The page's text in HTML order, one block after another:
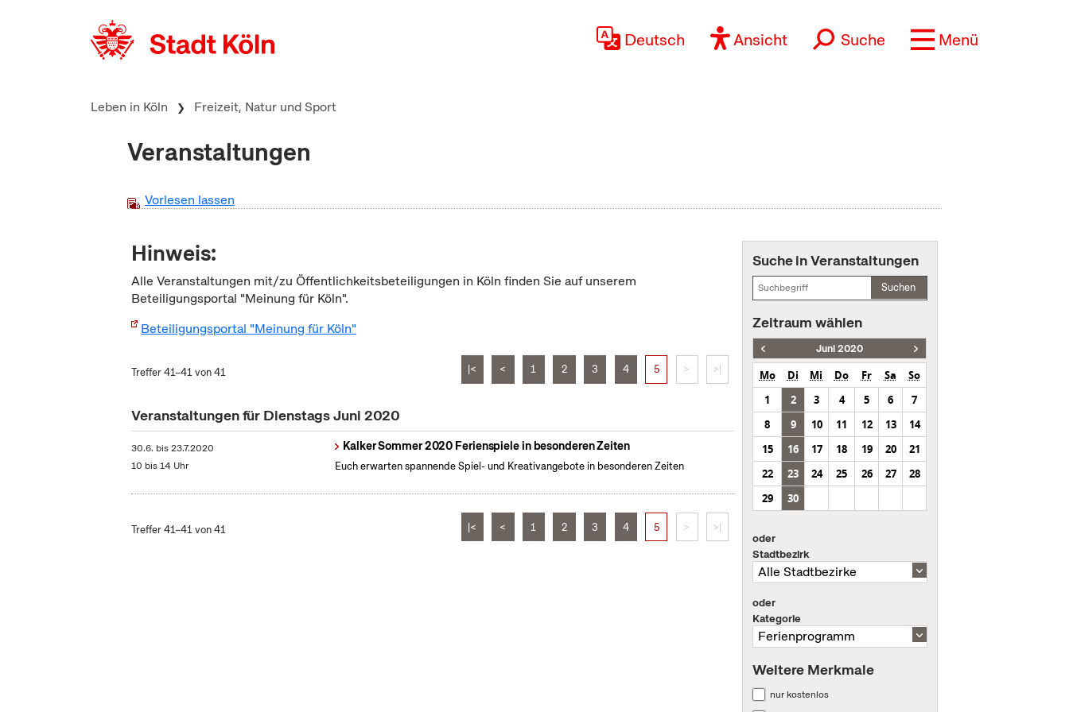
Deutsch Ansicht Suche Menü
Leben in Köln Freizeit, Natur und Sport
Veranstaltungen
Vorlesen lassen
Hinweis:
Alle Veranstaltungen mit/zu Öffentlichkeitsbeteiligungen in Köln finden Sie auf unserem
Beteiligungsportal "Meinung für Köln".
Beteiligungsportal "Meinung für Köln"
Treffer 41–41 von 41 |< < 1 2 3 4 5 > >|
Veranstaltungen für Dienstags Juni 2020
30.6. bis23.7.2020
10 bis 14 Uhr
Kalker Sommer 2020 Ferienspiele in besonderen Zeiten
Euch erwarten spannende Spiel- und Kreativangebote in besonderen Zeiten
Treffer 41–41 von 41 |< < 1 2 3 4 5 > >|
Suche in Veranstaltungen
Suchen
Zeitraum wählen
Juni 2020
Mo Di Mi Do Fr Sa
So
1
2 3 4 5 6
7
8
9 10 11 12 13
14
15
16 17 18 19 20
21
22
23 24 25 26 27
28
29
30
oder
Stadtbezirk
oder
Kategorie
Weitere Merkmale
nur kostenlos